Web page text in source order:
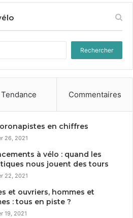
Rechercher :
Tendance Commentaires
en chiffres
26, 2021
à vélo : quand les
nous jouent des tours
22, 2021
et ouvriers, hommes et
: tous en piste ?
19, 2021